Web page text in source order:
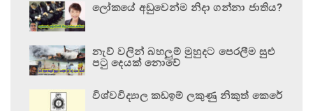
ලෝකයේ අඩුවෙන්ම නිදා ගන්නා ජාතිය?
නැව් වලින් බහලුම් මුහුදට පෙරලීම සුළු
පටු දෙයක් නොවේ
විශ්වවිද්‍යාල කඩඉම් ලකුණු නිකුත් කෙරේ